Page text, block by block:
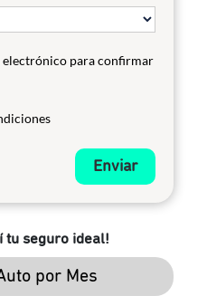
para confirmar
Enviar
tu seguro ideal!
por Mes